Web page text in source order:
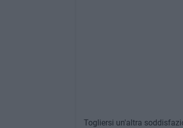
Togliersi un'altra